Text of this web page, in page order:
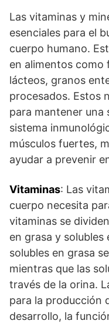
Las vitaminas y
esenciales para el
cuerpo humano.
en alimentos como
lácteos, granos
procesados. Estos
para mantener una
sistema
músculos fuertes,
ayudar a prevenir
Vitaminas: Las
cuerpo necesita
vitaminas se
en grasa y solubles
solubles en grasa
mientras que las
través de la orina.
para la producción
desarrollo, la